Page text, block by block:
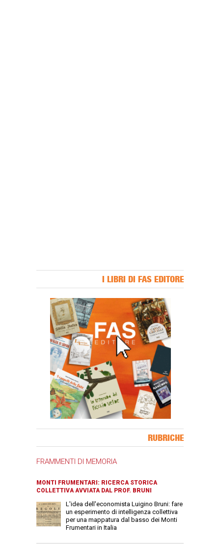
I LIBRI DI FAS EDITORE
RUBRICHE
FRAMMENTI DI MEMORIA
MONTI FRUMENTARI: RICERCA STORICA
COLLETTIVA AVVIATA DAL PROF. BRUNI
L'idea dell'economista Luigino Bruni: fare
un esperimento di intelligenza collettiva
per una mappatura dal basso dei Monti
Frumentari in Italia